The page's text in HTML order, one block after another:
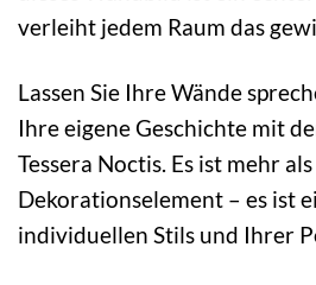
verleiht jedem Raum das
Lassen Sie Ihre Wände
Ihre eigene Geschichte mit
Tessera Noctis. Es ist mehr
Dekorationselement – es ist
individuellen Stils und Ihrer